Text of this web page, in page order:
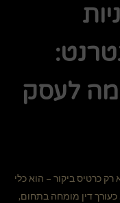
לעסק
הוא לא רק כרטיס ביקור – הוא כלי
דין מומחה בתחום,